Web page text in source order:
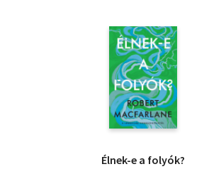
Élnek-e a folyók?